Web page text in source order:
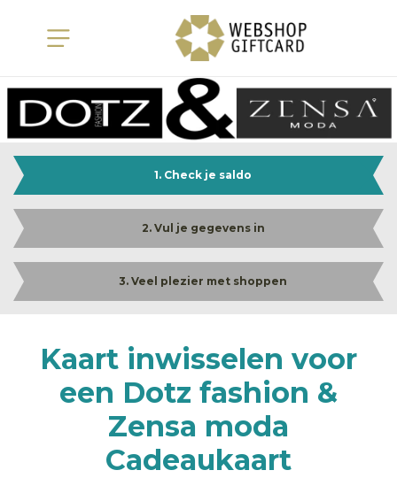
1. Check je saldo
2. Vul je gegevens in
3. Veel plezier met shoppen
Kaart inwisselen voor
een Dotz fashion &
Zensa moda
Cadeaukaart